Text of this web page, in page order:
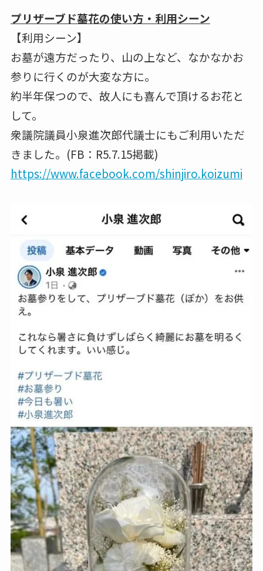
プリザーブド墓花の使い方・利用シーン
【利用シーン】
お墓が遠方だったり、山の上など、なかなかお
参りに行くのが大変な方に。
約半年保つので、故人にも喜んで頂けるお花と
して。
衆議院議員小泉進次郎代議士にもご利用いただ
きました。(FB：R5.7.15掲載)
https://www.facebook.com/shinjiro.koizumi